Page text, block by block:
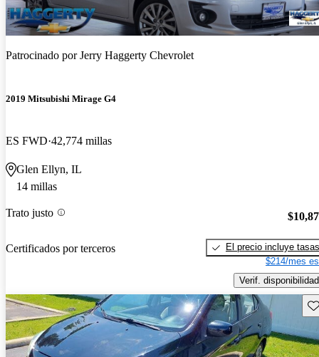
Patrocinado porJerry Haggerty Chevrolet
2019 Mitsubishi Mirage G4
ES FWD 42,774 millas
Glen Ellyn, IL
14 millas
Trato justo
Certificados por terceros
El precio incluye tasas
$214/mes
Verif. disponibilidad